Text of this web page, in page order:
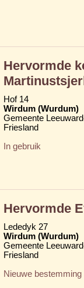
Hervormde
Hof 14
Wirdum (Wurdum)
Gemeente
Friesland
In gebruik
Hervormde
Lededyk 27
Wirdum (Wurdum)
Gemeente
Friesland
Nieuwe bestemming